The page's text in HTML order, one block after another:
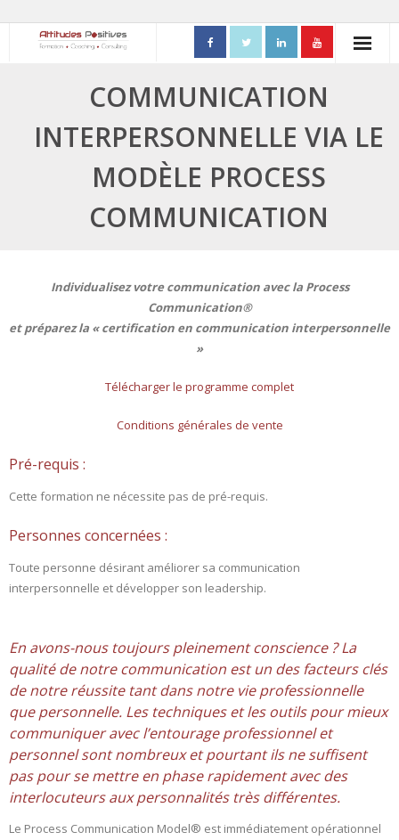
- Quality Teams
- L'intelligence émotionnelle
COACHING et CONSULTING
BLOG
COMMUNICATION
INTERPERSONNELLE VIA LE
MODÈLE PROCESS
COMMUNICATION
Individualisez votre communication avec la Process
Communication®
et préparez la « certification en communication interpersonnelle
»
Télécharger le programme complet
Conditions générales de vente
Pré-requis :
Cette formation ne nécessite pas de pré-requis.
Personnes concernées :
Toute personne désirant améliorer sa communication
interpersonnelle et développer son leadership.
En avons-nous toujours pleinement conscience ? La
qualité de notre communication est un des facteurs clés
de notre réussite tant dans notre vie professionnelle
que personnelle. Les techniques et les outils pour mieux
communiquer avec l’entourage professionnel et
personnel sont nombreux et pourtant ils ne suffisent
pas pour se mettre en phase rapidement avec des
interlocuteurs aux personnalités très différentes.
Le Process Communication Model® est immédiatement opérationnel